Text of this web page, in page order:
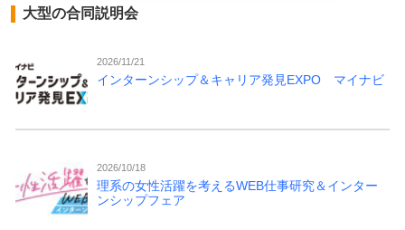
大型の合同説明会
2026/11/21
インターンシップ＆キャリア発見EXPO マイナビ
2026/10/18
理系の女性活躍を考えるWEB仕事研究＆インター
ンシップフェア